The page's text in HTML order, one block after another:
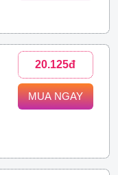
20.125đ
MUA NGAY